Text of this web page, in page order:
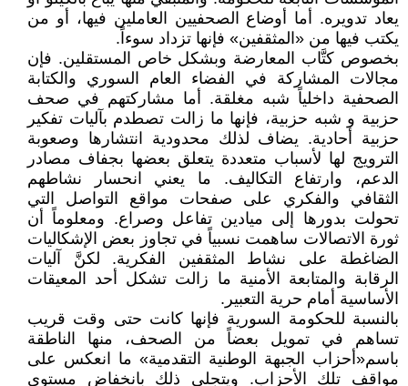
يعاد تدويره. أما أوضاع الصحفيين العاملين فيها، أو من
يكتب فيها من «المثقفين» فإنها تزداد سوءاً.
بخصوص كتَّاب المعارضة وبشكل خاص المستقلين. فإن
مجالات المشاركة في الفضاء العام السوري والكتابة
الصحفية داخلياً شبه مغلقة. أما مشاركتهم في صحف
حزبية و شبه حزبية، فإنها ما زالت تصطدم بآليات تفكير
حزبية أحادية. يضاف لذلك محدودية انتشارها وصعوبة
الترويج لها لأسباب متعددة يتعلق بعضها بجفاف مصادر
الدعم، وارتفاع التكاليف. ما يعني انحسار نشاطهم
الثقافي والفكري على صفحات مواقع التواصل التي
تحولت بدورها إلى ميادين تفاعل وصراع. ومعلوماً أن
ثورة الاتصالات ساهمت نسبياً في تجاوز بعض الإشكاليات
الضاغطة على نشاط المثقفين الفكرية. لكنَّ آليات
الرقابة والمتابعة الأمنية ما زالت تشكل أحد المعيقات
الأساسية أمام حرية التعبير.
بالنسبة للحكومة السورية فإنها كانت حتى وقت قريب
تساهم في تمويل بعضاً من الصحف، منها الناطقة
باسم«أحزاب الجبهة الوطنية التقدمية» ما انعكس على
مواقف تلك الأحزاب. ويتجلى ذلك بانخفاض مستوى